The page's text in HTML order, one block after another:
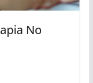
No